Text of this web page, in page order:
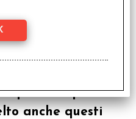
questo
anche questi